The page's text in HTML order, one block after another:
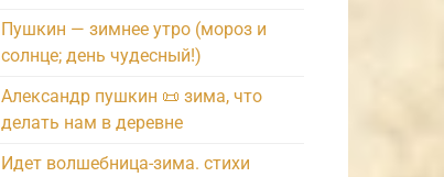
Пушкин — зимнее утро (мороз и
солнце; день чудесный!)
Александр пушкин 📜 зима, что
делать нам в деревне
Идет волшебница-зима. стихи